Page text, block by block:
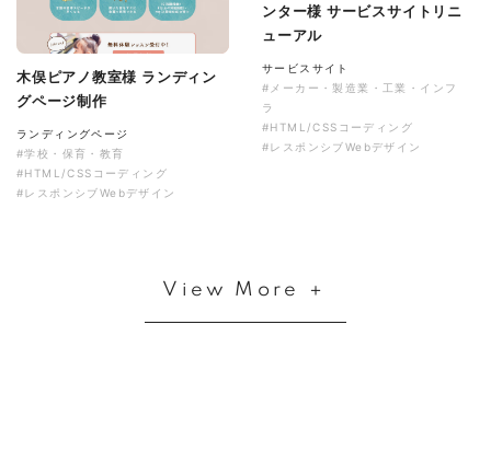
ンター様 サービスサイトリニ
ューアル
サービスサイト
#メーカー・製造業・工業・インフ
ラ
#HTML/CSSコーディング
#レスポンシブWebデザイン
木俣ピアノ教室様 ランディン
グページ制作
ランディングページ
#学校・保育・教育
#HTML/CSSコーディング
#レスポンシブWebデザイン
View More ＋